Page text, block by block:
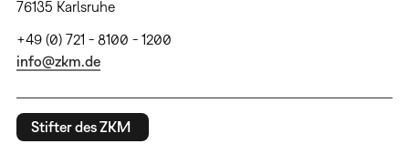
76135 Karlsruhe
+49 (0) 721 - 8100 - 1200
info@zkm.de
Stifter des ZKM